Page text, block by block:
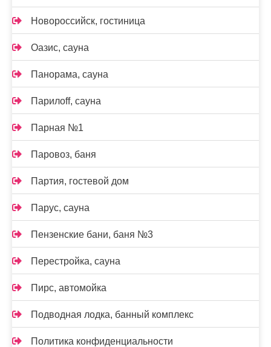
Новороссийск, гостиница
Оазис, сауна
Панорама, сауна
Парилоff, сауна
Парная №1
Паровоз, баня
Партия, гостевой дом
Парус, сауна
Пензенские бани, баня №3
Перестройка, сауна
Пирс, автомойка
Подводная лодка, банный комплекс
Политика конфиденциальности